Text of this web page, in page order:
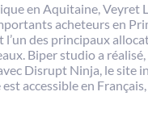
en Aquitaine, Veyret
acheteurs en
l’un des principaux
Biper studio a réalisé,
Disrupt Ninja, le site
accessible en